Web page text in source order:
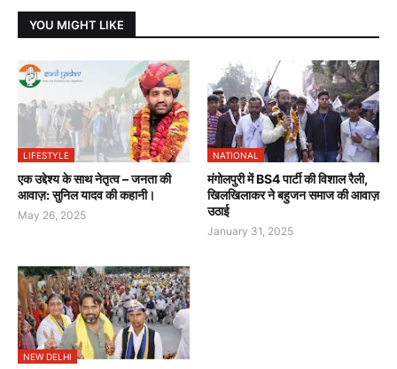
YOU MIGHT LIKE
LIFESTYLE
एक उद्देश्य के साथ नेतृत्व – जनता की
आवाज़: सुनिल यादव की कहानी।
May 26, 2025
NATIONAL
मंगोलपुरी में BS4 पार्टी की विशाल रैली,
खिलखिलाकर ने बहुजन समाज की आवाज़
उठाई
January 31, 2025
NEW DELHI